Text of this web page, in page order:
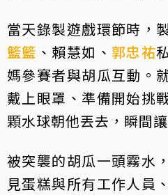
當天錄製遊戲環節時，
籃籃 、賴慧如、 郭忠祐
媽參賽者與胡瓜互動。
戴上眼罩、準備開始挑
顆水球朝他丟去，瞬間
被突襲的胡瓜一頭霧水
見蛋糕與所有工作人員